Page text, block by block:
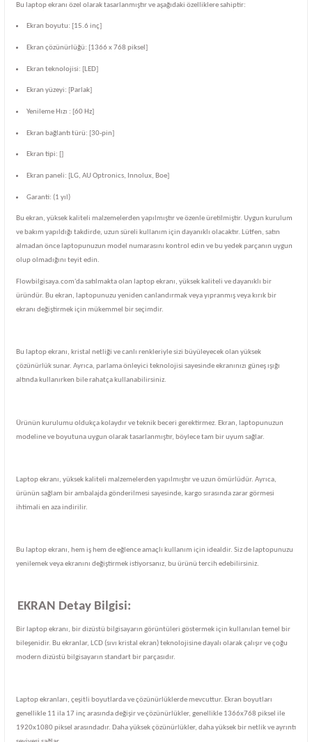
Bu laptop ekranı özel olarak tasarlanmıştır ve aşağıdaki özelliklere sahiptir:
Ekran boyutu: [15.6 inç]
Ekran çözünürlüğü: [1366 x 768 piksel]
Ekran teknolojisi: [LED]
Ekran yüzeyi: [Parlak]
Yenileme Hızı : [60 Hz]
Ekran bağlantı türü: [30-pin]
Ekran tipi: []
Ekran paneli: [LG, AU Optronics, Innolux, Boe]
Garanti: (1 yıl)
Bu ekran, yüksek kaliteli malzemelerden yapılmıştır ve özenle üretilmiştir. Uygun kurulum
ve bakım yapıldığı takdirde, uzun süreli kullanım için dayanıklı olacaktır. Lütfen, satın
almadan önce laptopunuzun model numarasını kontrol edin ve bu yedek parçanın uygun
olup olmadığını teyit edin.
Flowbilgisaya.com'da satılmakta olan laptop ekranı, yüksek kaliteli ve dayanıklı bir
üründür. Bu ekran, laptopunuzu yeniden canlandırmak veya yıpranmış veya kırık bir
ekranı değiştirmek için mükemmel bir seçimdir.
Bu laptop ekranı, kristal netliği ve canlı renkleriyle sizi büyüleyecek olan yüksek
çözünürlük sunar. Ayrıca, parlama önleyici teknolojisi sayesinde ekranınızı güneş ışığı
altında kullanırken bile rahatça kullanabilirsiniz.
Ürünün kurulumu oldukça kolaydır ve teknik beceri gerektirmez. Ekran, laptopunuzun
modeline ve boyutuna uygun olarak tasarlanmıştır, böylece tam bir uyum sağlar.
Laptop ekranı, yüksek kaliteli malzemelerden yapılmıştır ve uzun ömürlüdür. Ayrıca,
ürünün sağlam bir ambalajda gönderilmesi sayesinde, kargo sırasında zarar görmesi
ihtimali en aza indirilir.
Bu laptop ekranı, hem iş hem de eğlence amaçlı kullanım için idealdir. Siz de laptopunuzu
yenilemek veya ekranını değiştirmek istiyorsanız, bu ürünü tercih edebilirsiniz.
EKRAN Detay Bilgisi:
Bir laptop ekranı, bir dizüstü bilgisayarın görüntüleri göstermek için kullanılan temel bir
bileşenidir. Bu ekranlar, LCD (sıvı kristal ekran) teknolojisine dayalı olarak çalışır ve çoğu
modern dizüstü bilgisayarın standart bir parçasıdır.
Laptop ekranları, çeşitli boyutlarda ve çözünürlüklerde mevcuttur. Ekran boyutları
genellikle 11 ila 17 inç arasında değişir ve çözünürlükler, genellikle 1366x768 piksel ile
1920x1080 piksel arasındadır. Daha yüksek çözünürlükler, daha yüksek bir netlik ve ayrıntı